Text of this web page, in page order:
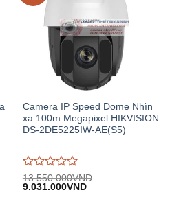
Camera IP Speed Dome Nhìn
xa 100m Megapixel HIKVISION
DS-2DE5225IW-AE(S5)
Được
đánh
13.550.000VND
Giá
9.031.000VNDGiá